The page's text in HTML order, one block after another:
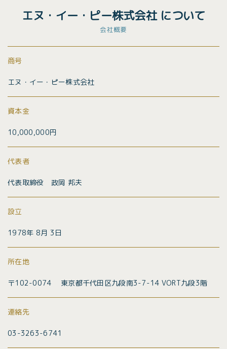
エヌ・イー・ピー株式会社 について
会社概要
商号
エヌ・イー・ピー株式会社
資本金
10,000,000円
代表者
代表取締役 政岡 邦夫
設立
1978年 8月 3日
所在地
〒102-0074 東京都千代田区九段南3-7-14 VORT九段3階
連絡先
03-3263-6741